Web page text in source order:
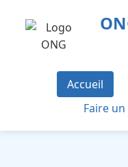
Accueil
Faire